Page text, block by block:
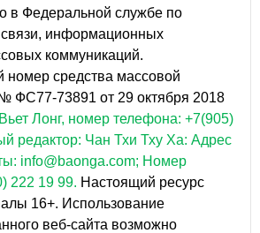
в Федеральной службе по
информационных
коммуникаций.
номер средства массовой
ФС77-73891 от 29 октября 2018
Лонг, номер телефона: +7(905)
редактор: Чан Тхи Тху Ха: Адрес
info@baonga.com; Номер
222 19 99. Настоящий ресурс
16+. Использование
веб-сайта возможно